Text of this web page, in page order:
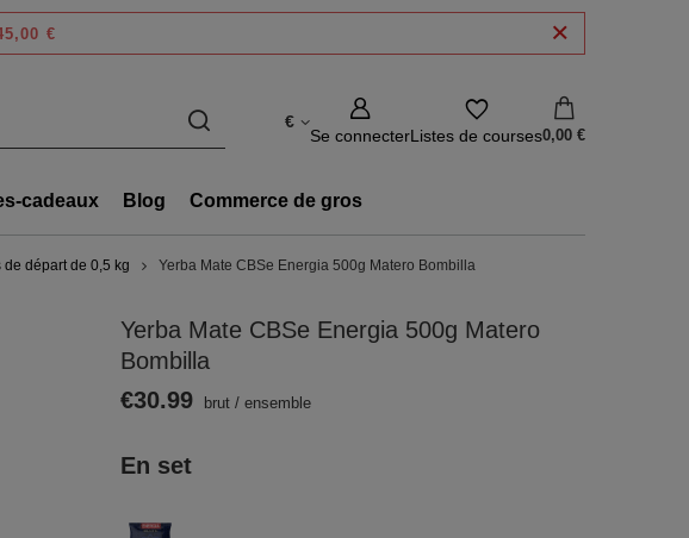
€
€
Se connecterListes de courses0,00 €
cadeaux Blog Commerce de gros
de départ de 0,5 kg Yerba Mate CBSe Energia 500g Matero Bombilla
Yerba Mate CBSe Energia 500g Matero
Bombilla
En set
€30.99 brut /ensemble